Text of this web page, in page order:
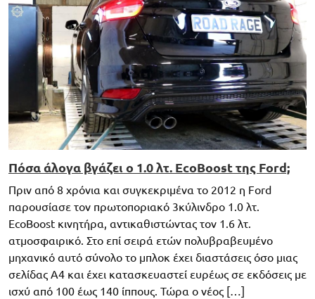
Πόσα άλογα βγάζει ο 1.0 λτ. EcoBoost της Ford;
Πριν από 8 χρόνια και συγκεκριμένα το 2012 η Ford
παρουσίασε τον πρωτοποριακό 3κύλινδρο 1.0 λτ.
EcoBoost κινητήρα, αντικαθιστώντας τον 1.6 λτ.
ατμοσφαιρικό. Στο επί σειρά ετών πολυβραβευμένο
μηχανικό αυτό σύνολο το μπλοκ έχει διαστάσεις όσο μιας
σελίδας Α4 και έχει κατασκευαστεί ευρέως σε εκδόσεις με
ισχύ από 100 έως 140 ίππους. Τώρα ο νέος […]